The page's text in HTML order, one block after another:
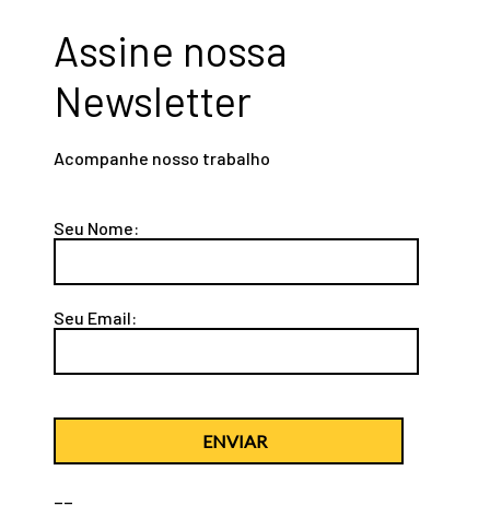
Assine nossa
Newsletter
Acompanhe nosso trabalho
Seu Nome:
Seu Email:
ENVIAR